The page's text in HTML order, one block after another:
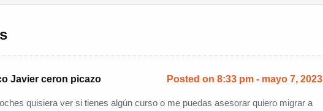
Javier ceron picazo Posted on 8:33 pm - mayo 7, 2023
quisiera ver si tienes algún curso o me puedas asesorar quiero migrar a